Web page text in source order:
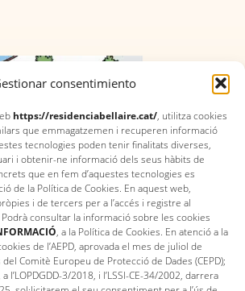
consentimiento
https://residenciabellaire.cat/, utilitza cookies
que emmagatzemen i recuperen informació
tecnologies poden tenir finalitats diverses,
i obtenir-ne informació dels seus hàbits de
que en fem d’aquestes tecnologies es
de la Política de Cookies. En aquest web,
i de tercers per a l’accés i registre al
consultar la informació sobre les cookies
, a la Política de Cookies. En atenció a la
de l’AEPD, aprovada el mes de juliol de
Comitè Europeu de Protecció de Dades (CEPD);
l’LOPDGDD-3/2018, i l’LSSI-CE-34/2002, darrera